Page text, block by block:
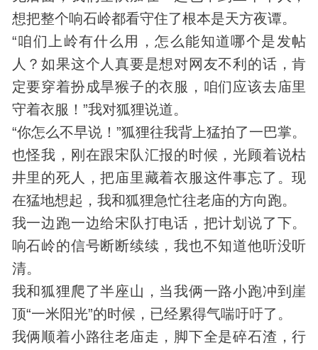
想把整个响石岭都看守住了根本是天方夜谭。
“咱们上岭有什么用，怎么能知道哪个是发帖
人？如果这个人真要是想对网友不利的话，肯
定要穿着扮成旱猴子的衣服，咱们应该去庙里
守着衣服！”我对狐狸说道。
“你怎么不早说！”狐狸往我背上猛拍了一巴掌。
也怪我，刚在跟宋队汇报的时候，光顾着说枯
井里的死人，把庙里藏着衣服这件事忘了。现
在猛地想起，我和狐狸急忙往老庙的方向跑。
我一边跑一边给宋队打电话，把计划说了下。
响石岭的信号断断续续，我也不知道他听没听
清。
我和狐狸爬了半座山，当我俩一路小跑冲到崖
顶“一米阳光”的时候，已经累得气喘吁吁了。
我俩顺着小路往老庙走，脚下全是碎石渣，行